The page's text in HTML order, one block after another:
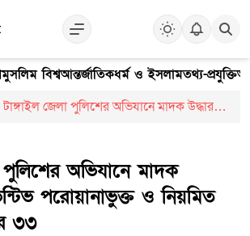
মুসলিম বিশ্বআন্তর্জাতিকধর্ম ও ইসলামতথ্য-প্রযুক্তি
টাঙ্গাইল জেলা পুলিশের অভিযানে মাদক উদ্ধারসহ
পুলিশের অভিযানে মাদক
পরোয়ানাভুক্ত ও নিয়মিত
৩৩